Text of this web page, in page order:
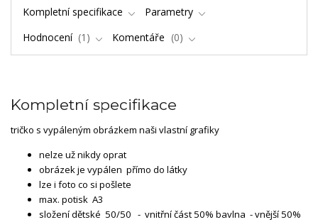
Kompletní specifikace
Parametry
Hodnocení
1 Komentáře 0
Kompletní specifikace
tričko s vypáleným obrázkem naši vlastní grafiky
nelze už nikdy oprat
obrázek je vypálen přímo do látky
lze i foto co si pošlete
max. potisk A3
složení dětské 50/50 - vnitřní část 50% bavlna - vnější 50%